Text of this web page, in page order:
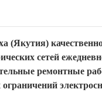
(Якутия)
сетей
ремонтные